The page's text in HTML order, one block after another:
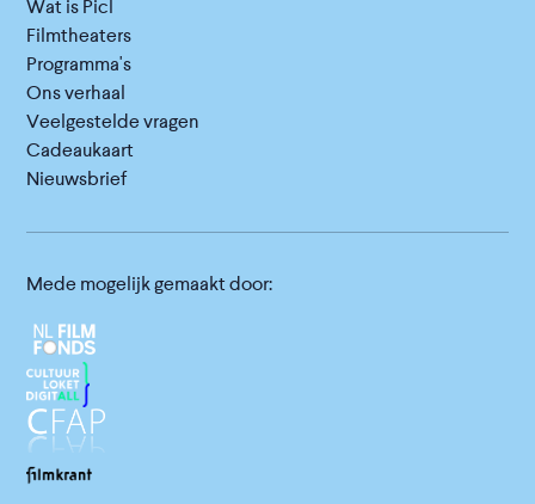
Wat is Picl
Filmtheaters
Programma's
Ons verhaal
Veelgestelde vragen
Cadeaukaart
Nieuwsbrief
Mede mogelijk gemaakt door: